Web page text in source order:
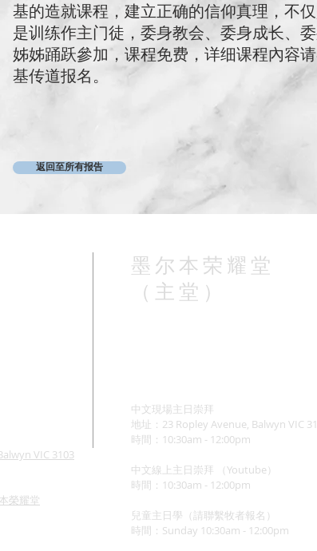
基的造就课程，建立正确的信仰真理，不
是训练作主门徒，委身教会、委身成长、
姊姊踊跃參加，课程免费，详细课程內容
基传道报名。
返回至所有报告
VIC 3103
榮耀堂
墨尔本荣耀堂
（主堂）
中文現場主日崇拜
地址：23 Ropley Avenue, Balwyn VIC
時間：10:30am - 12:00pm
中文線上主日崇拜 （Youtube）
時間：10:30am - 12:00pm
兒童主日學（請聯繫牧者報名）
​時間：Sunday 10:30am - 12:00pm